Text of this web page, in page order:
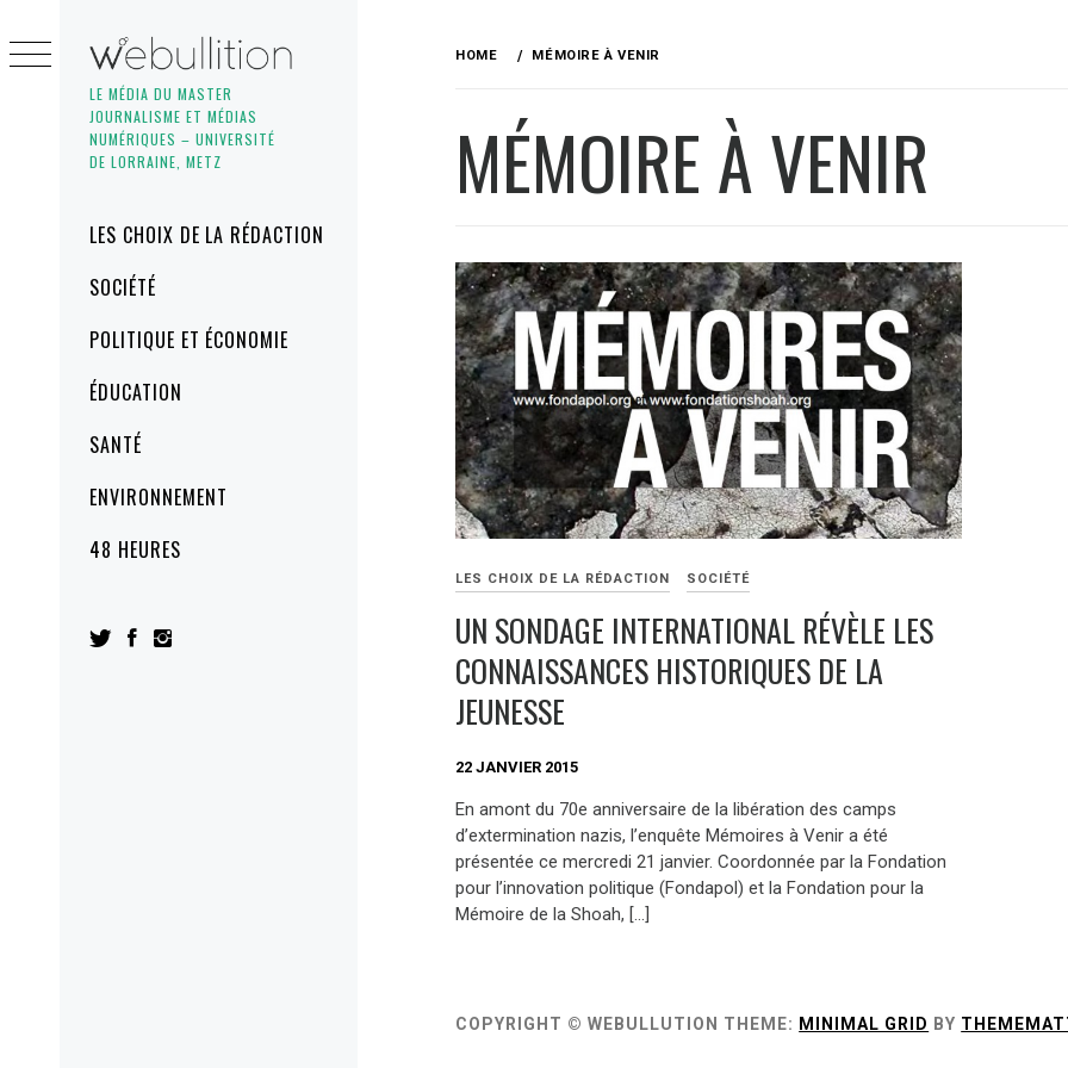
LE MÉDIA DU MASTER
JOURNALISME ET MÉDIAS
NUMÉRIQUES – UNIVERSITÉ
DE LORRAINE, METZ
MenuLES CHOIX DE LA RÉDACTION
SOCIÉTÉ
POLITIQUE ET ÉCONOMIE
ÉDUCATION
SANTÉ
ENVIRONNEMENT
48 HEURES
to
content
HOME MÉMOIRE À VENIR
MÉMOIRE À VENIR
LES CHOIX DE LA RÉDACTION SOCIÉTÉ
UN SONDAGE INTERNATIONAL RÉVÈLE LES
CONNAISSANCES HISTORIQUES DE LA
JEUNESSE
22 JANVIER 2015
En amont du 70e anniversaire de la libération des camps
d’extermination nazis, l’enquête Mémoires à Venir a été
présentée ce mercredi 21 janvier. Coordonnée par la Fondation
pour l’innovation politique (Fondapol) et la Fondation pour la
Mémoire de la Shoah, […]
COPYRIGHT © WEBULLUTION THEME: MINIMAL GRID BY